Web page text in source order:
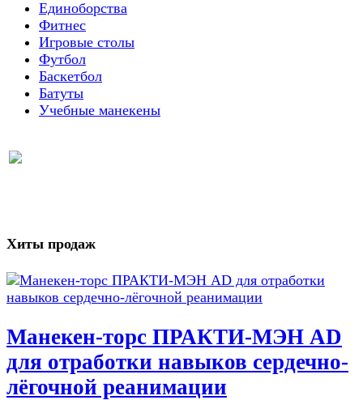
Единоборства
Фитнес
Игровые столы
Футбол
Баскетбол
Батуты
Учебные манекены
Хиты продаж
Манекен-торс ПРАКТИ-МЭН AD
для отработки навыков сердечно-
лёгочной реанимации